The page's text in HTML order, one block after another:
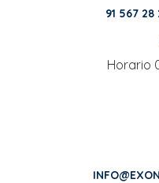
91 567 28
Horario